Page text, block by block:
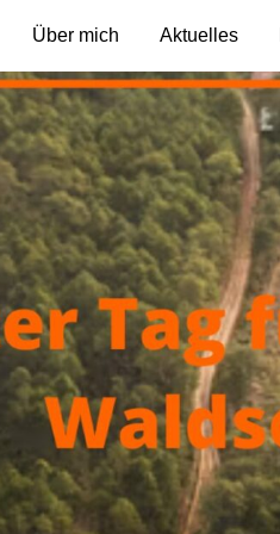
Über mich Aktuelles